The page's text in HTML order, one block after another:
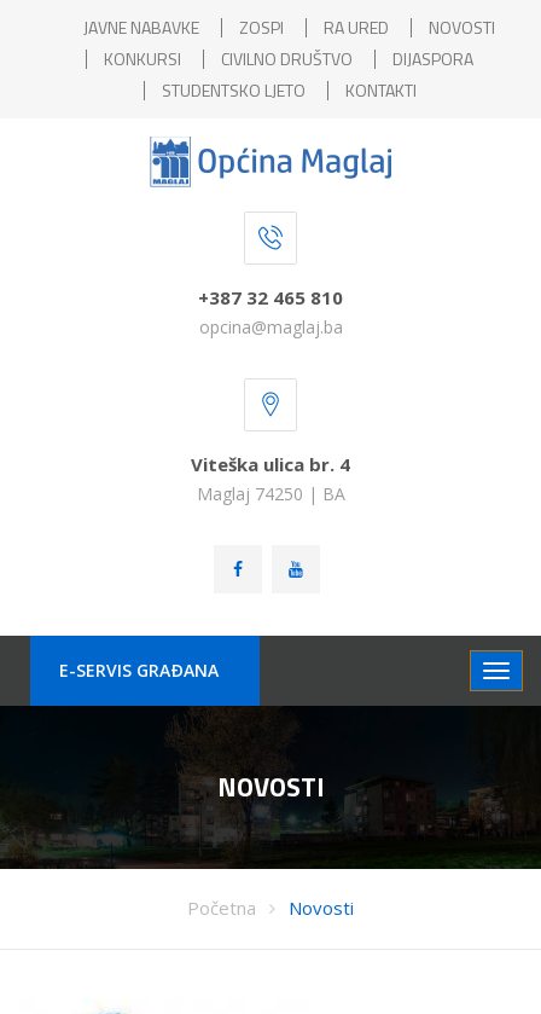
JAVNE NABAVKE ZOSPI RA URED
NOVOSTI
KONKURSI
CIVILNO DRUŠTVO
DIJASPORA
STUDENTSKO LJETO
KONTAKTI
+387 32 465 810
opcina@maglaj.ba
Viteška ulica br. 4
Maglaj 74250 | BA
E-SERVIS GRAÐANA
NOVOSTI
Početna Novosti